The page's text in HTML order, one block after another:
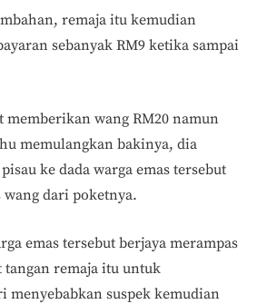
remaja itu kemudian
sebanyak RM9 ketika sampai
memberikan wang RM20 namun
memulangkan bakinya, dia
ke dada warga emas tersebut
dari poketnya.
emas tersebut berjaya merampas
tangan remaja itu untuk
menyebabkan suspek kemudian